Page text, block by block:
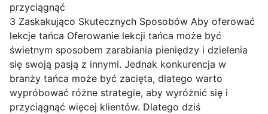
przyciągnąć
3 Zaskakująco Skutecznych Sposobów Aby oferować
lekcje tańca Oferowanie lekcji tańca może być
świetnym sposobem zarabiania pieniędzy i dzielenia
się swoją pasją z innymi. Jednak konkurencja w
branży tańca może być zacięta, dlatego warto
wypróbować różne strategie, aby wyróżnić się i
przyciągnąć więcej klientów. Dlatego dziś